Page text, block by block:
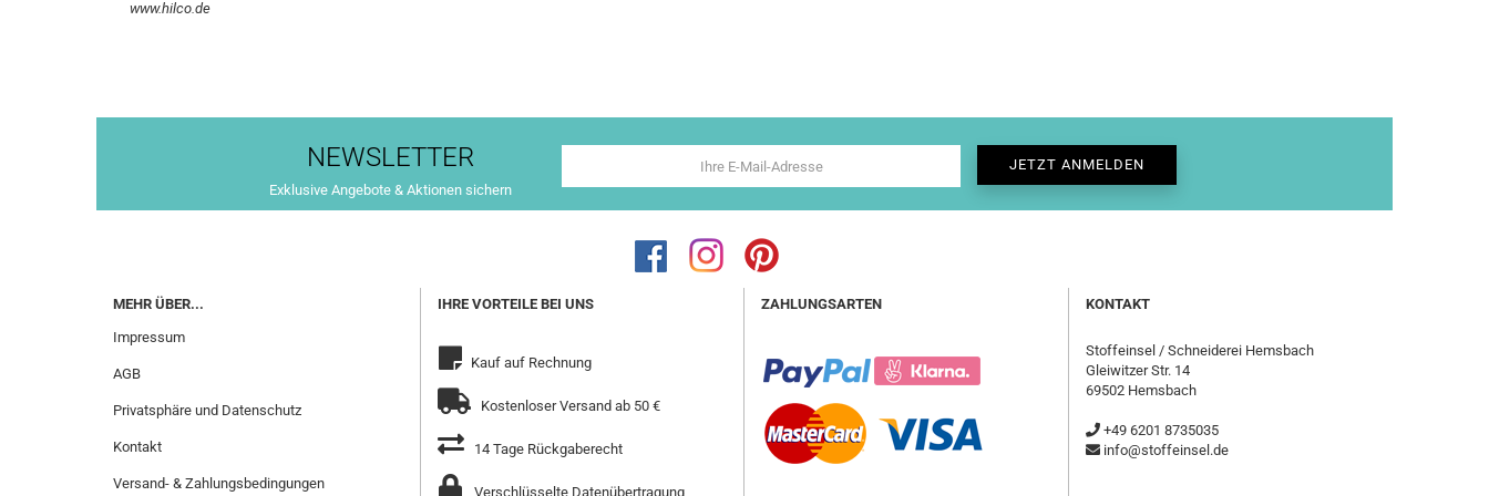
www.hilco.de
NEWSLETTER
Exklusive Angebote & Aktionen sichern
MEHR ÜBER...
Impressum
AGB
Privatsphäre und Datenschutz
Kontakt
Versand- & Zahlungsbedingungen
IHRE VORTEILE BEI UNS
Kauf auf Rechnung
Kostenloser Versand ab 50 €
14 Tage Rückgaberecht
Verschlüsselte Datenübertragung
ZAHLUNGSARTEN KONTAKT
Stoffeinsel / Schneiderei Hemsbach
Gleiwitzer Str. 14
69502 Hemsbach
+49 6201 8735035
info@stoffeinsel.de